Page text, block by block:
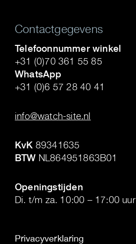
Contactgegevens
Telefoonnummer winkel
+31 (0)70 361 55 85
WhatsApp
+31 (0)6 57 28 40 41
info@watch-site.nl
KvK 89341635
BTW NL864951863B01
Openingstijden
Di. t/m za. 10:00 – 17:00 uur
Privacyverklaring